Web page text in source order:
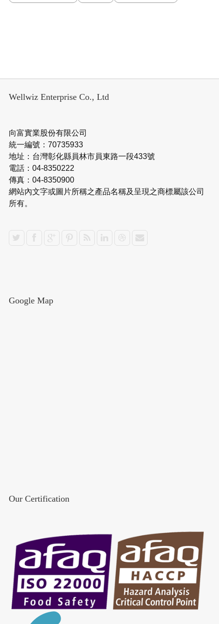
Wellwiz Enterprise Co., Ltd
向富實業股份有限公司
統一編號：70735933
地址：台灣彰化縣員林市員東路一段433號
電話：04-8350222
傳真：04-8350900
網站內文字或圖片所稱之產品名稱及呈現之商標屬該公司
所有。
Google Map
Our Certification